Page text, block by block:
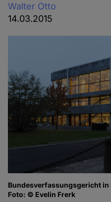
Walter Otto
14.03.2015
Bundesverfassungsgericht in
Foto: © Evelin Frerk